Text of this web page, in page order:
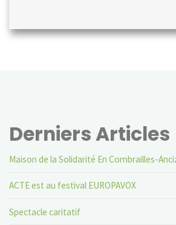
Derniers Articles
Maison de la Solidarité En Combrailles-
ACTE est au festival EUROPAVOX
Spectacle caritatif